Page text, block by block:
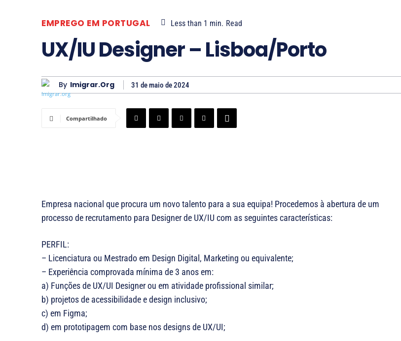
EMPREGO EM PORTUGAL Less than 1 min. Read
UX/IU Designer – Lisboa/Porto
By Imigrar.org 31 de maio de 2024
Compartilhado
Empresa nacional que procura um novo talento para a sua equipa! Procedemos à abertura de um
processo de recrutamento para Designer de UX/IU com as seguintes características:
PERFIL:
– Licenciatura ou Mestrado em Design Digital, Marketing ou equivalente;
– Experiência comprovada mínima de 3 anos em:
a) Funções de UX/UI Designer ou em atividade profissional similar;
b) projetos de acessibilidade e design inclusivo;
c) em Figma;
d) em prototipagem com base nos designs de UX/UI;